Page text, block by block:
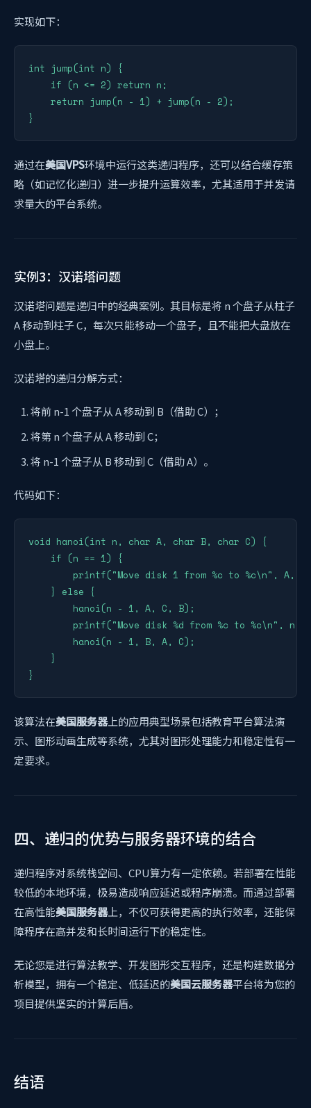
实现如下：
int jump(int n) {
    if (n <= 2) return n;
    return jump(n - 1) + jump(n - 2);
通过在美国VPS环境中运行这类递归程序，还可以结合缓存策
略（如记忆化递归）进一步提升运算效率，尤其适用于并发请
求量大的平台系统。
实例3：汉诺塔问题
汉诺塔问题是递归中的经典案例。其目标是将 n 个盘子从柱子
A 移动到柱子 C，每次只能移动一个盘子，且不能把大盘放在
小盘上。
汉诺塔的递归分解方式：
将前 n-1 个盘子从 A 移动到 B（借助 C）；
将第 n 个盘子从 A 移动到 C；
将 n-1 个盘子从 B 移动到 C（借助 A）。
代码如下：
void hanoi(int n, char A, char B, char C) {
    if (n == 1) {
printf("Move disk 1 from %c to %c\n", A,
    } else {
        hanoi(n - 1, A, C, B);
printf("Move disk %d from %c to %c\n", n,
        hanoi(n - 1, B, A, C);
    }
该算法在美国服务器上的应用典型场景包括教育平台算法演
示、图形动画生成等系统，尤其对图形处理能力和稳定性有一
定要求。
四、递归的优势与服务器环境的结合
递归程序对系统栈空间、CPU算力有一定依赖。若部署在性能
较低的本地环境，极易造成响应延迟或程序崩溃。而通过部署
在高性能美国服务器上，不仅可获得更高的执行效率，还能保
障程序在高并发和长时间运行下的稳定性。
无论您是进行算法教学、开发图形交互程序，还是构建数据分
析模型，拥有一个稳定、低延迟的美国云服务器平台将为您的
项目提供坚实的计算后盾。
结语